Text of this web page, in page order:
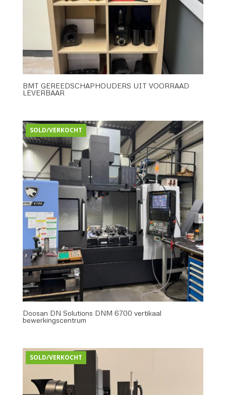
BMT GEREEDSCHAPHOUDERS UIT VOORRAAD
LEVERBAAR
SOLD/VERKOCHT
Doosan DN Solutions DNM 6700 vertikaal
bewerkingscentrum
SOLD/VERKOCHT